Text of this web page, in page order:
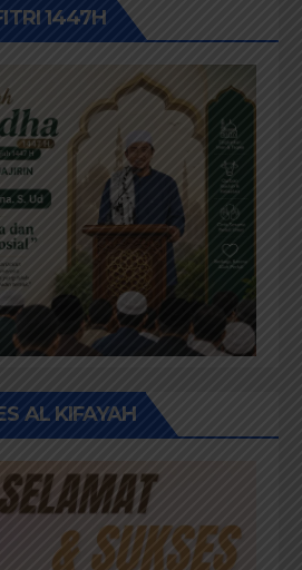
1447H
AL KIFAYAH